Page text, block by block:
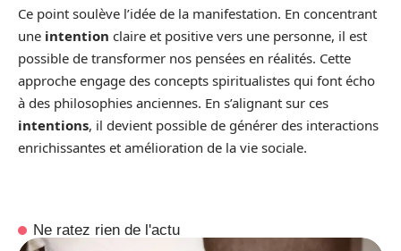
Ce point soulève l’idée de la manifestation. En concentrant
une intention claire et positive vers une personne, il est
possible de transformer nos pensées en réalités. Cette
approche engage des concepts spiritualistes qui font écho
à des philosophies anciennes. En s’alignant sur ces
intentions, il devient possible de générer des interactions
enrichissantes et amélioration de la vie sociale.
Ne ratez rien de l'actu